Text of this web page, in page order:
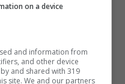
alberi camminano, credi
on a device
and information from
and other device
and shared with 319
site. We and our partners